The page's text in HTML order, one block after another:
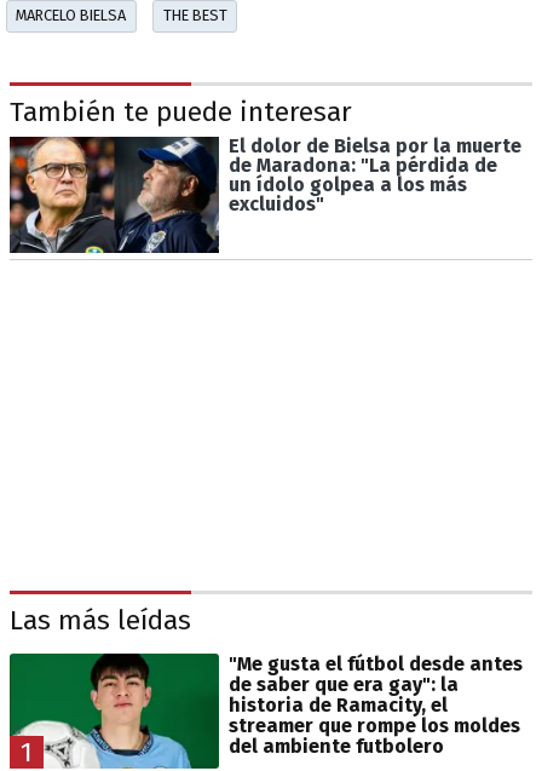
MARCELO BIELSA THE BEST
También te puede interesar
El dolor de Bielsa por la muerte
de Maradona: "La pérdida de
un ídolo golpea a los más
excluidos"
Las más leídas
1
"Me gusta el fútbol desde antes
de saber que era gay": la
historia de Ramacity, el
streamer que rompe los moldes
del ambiente futbolero